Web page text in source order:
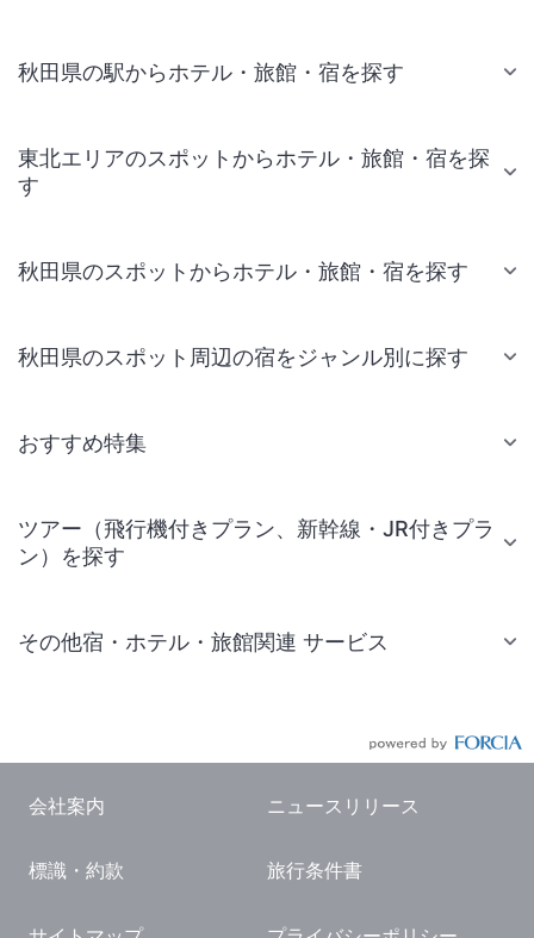
秋田県の駅からホテル・旅館・宿を探す
東北エリアのスポットからホテル・旅館・宿を探
す
秋田県のスポットからホテル・旅館・宿を探す
秋田県のスポット周辺の宿をジャンル別に探す
おすすめ特集
ツアー（飛行機付きプラン、新幹線・JR付きプラ
ン）を探す
その他宿・ホテル・旅館関連 サービス
国内観光ガイド
旅行・観光情報
会社案内 ニュースリリース
標識・約款 旅行条件書